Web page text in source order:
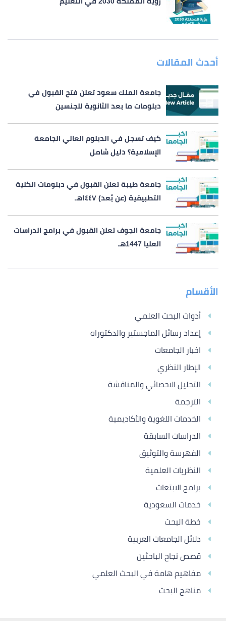
أحدث المقالات
جامعة الملك سعود تعلن فتح القبول في
دبلومات ما بعد الثانوية للجنسين
كيف تسجل في الدبلوم العالي الجامعة
الإسلامية؟ دليل شامل
جامعة طيبة تعلن القبول في دبلومات الكلية
التطبيقية (عن بُعد) ١٤٤٧هـ
جامعة الجوف تعلن القبول في برامج الدراسات
العليا 1447هـ
الأقسام
أدوات البحث العلمي
إعداد رسائل الماجستير والدكتوراه
اخبار الجامعات
الإطار النظري
التحليل الاحصائي والمناقشة
الترجمة
الخدمات اللغوية والأكاديمية
الدراسات السابقة
الفهرسة والتوثيق
النظريات العلمية
برامج الابتعاث
خدمات السعودية
خطة البحث
دلائل الجامعات العربية
قصص نجاح الباحثين
مفاهيم هامة في البحث العلمي
مناهج البحث